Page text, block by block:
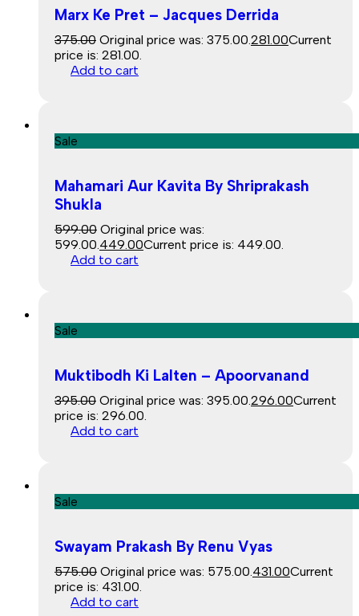
Marx Ke Pret – Jacques Derrida
375.00 Original price was: ₹375.00. 281.00Current
price is: ₹281.00.
Add to cart
Sale
Mahamari Aur Kavita By Shriprakash
Shukla
599.00 Original price was:
₹599.00. 449.00Current price is: ₹449.00.
Add to cart
Sale
Muktibodh Ki Lalten – Apoorvanand
395.00 Original price was: ₹395.00. 296.00Current
price is: ₹296.00.
Add to cart
Sale
Swayam Prakash By Renu Vyas
575.00 Original price was: ₹575.00. 431.00Current
price is: ₹431.00.
Add to cart